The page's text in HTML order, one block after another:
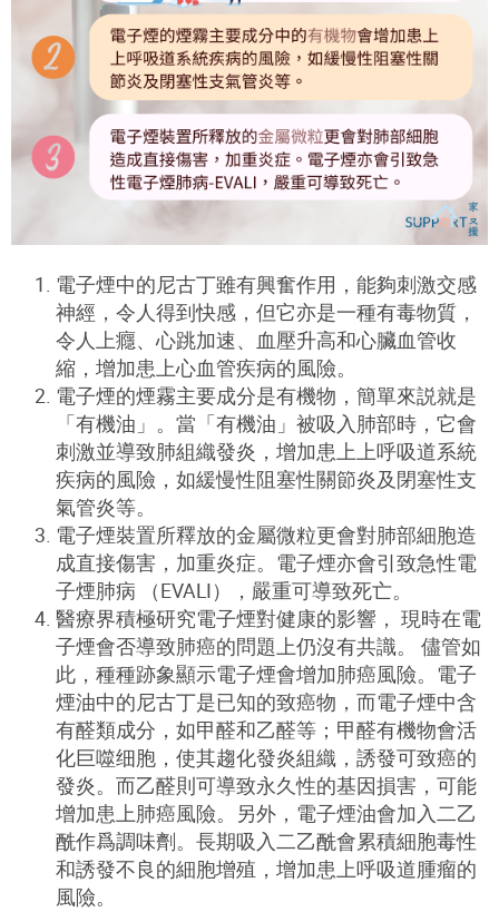
電子煙中的尼古丁雖有興奮作用，能夠刺激交感
神經，令人得到快感，但它亦是一種有毒物質，
令人上癮、心跳加速、血壓升高和心臟血管收
縮，增加患上心血管疾病的風險。
電子煙的煙霧主要成分是有機物，簡單來説就是
「有機油」。當「有機油」被吸入肺部時，它會
刺激並導致肺組織發炎，增加患上上呼吸道系統
疾病的風險，如緩慢性阻塞性關節炎及閉塞性支
氣管炎等。
電子煙裝置所釋放的金屬微粒更會對肺部細胞造
成直接傷害，加重炎症。電子煙亦會引致急性電
子煙肺病 （EVALI），嚴重可導致死亡。
醫療界積極研究電子煙對健康的影響， 現時在電
子煙會否導致肺癌的問題上仍沒有共識。 儘管如
此，種種跡象顯示電子煙會增加肺癌風險。電子
煙油中的尼古丁是已知的致癌物，而電子煙中含
有醛類成分，如甲醛和乙醛等；甲醛有機物會活
化巨噬细胞，使其趨化發炎組織，誘發可致癌的
發炎。而乙醛則可導致永久性的基因損害，可能
增加患上肺癌風險。另外，電子煙油會加入二乙
酰作爲調味劑。長期吸入二乙酰會累積細胞毒性
和誘發不良的細胞增殖，增加患上呼吸道腫瘤的
風險。